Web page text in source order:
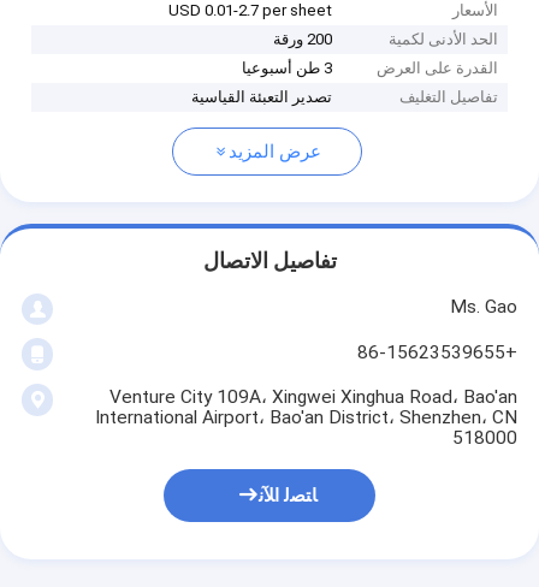
الأسعار
USD 0.01-2.7 per sheet
الحد الأدنى لكمية
200 ورقة
القدرة على العرض
3 طن أسبوعيا
تفاصيل التغليف
تصدير التعبئة القياسية
عرض المزيد
تفاصيل الاتصال
Ms. Gao
+86-15623539655
Venture City 109A، Xingwei Xinghua Road، Bao'an
International Airport، Bao'an District، Shenzhen، CN
518000
ﺎﺘﺼﻟ ﺍﻶﻧ